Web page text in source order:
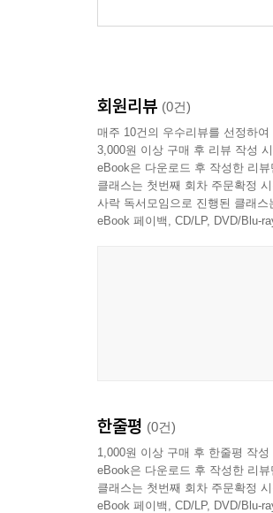
회원리뷰 (0건)
매주 10건의 우수리뷰를 선정하
3,000원 이상 구매 후 리뷰 작성 시
eBook은 다운로드 후 작성한 리
클래스는 첫번째 회차 주문확정
사락 독서모임으로 진행된 클래
eBook 페이백, CD/LP, DVD/Blu-
한줄평 (0건)
1,000원 이상 구매 후 한줄평 작성
eBook은 다운로드 후 작성한 리
클래스는 첫번째 회차 주문확정
eBook 페이백, CD/LP, DVD/Blu-